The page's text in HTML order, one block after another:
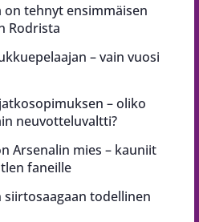
on tehnyt ensimmäisen
Rodrista
– vain vuosi
– oliko
neuvotteluvaltti?
Arsenalin mies – kauniit
faneille
siirtosaagaan todellinen